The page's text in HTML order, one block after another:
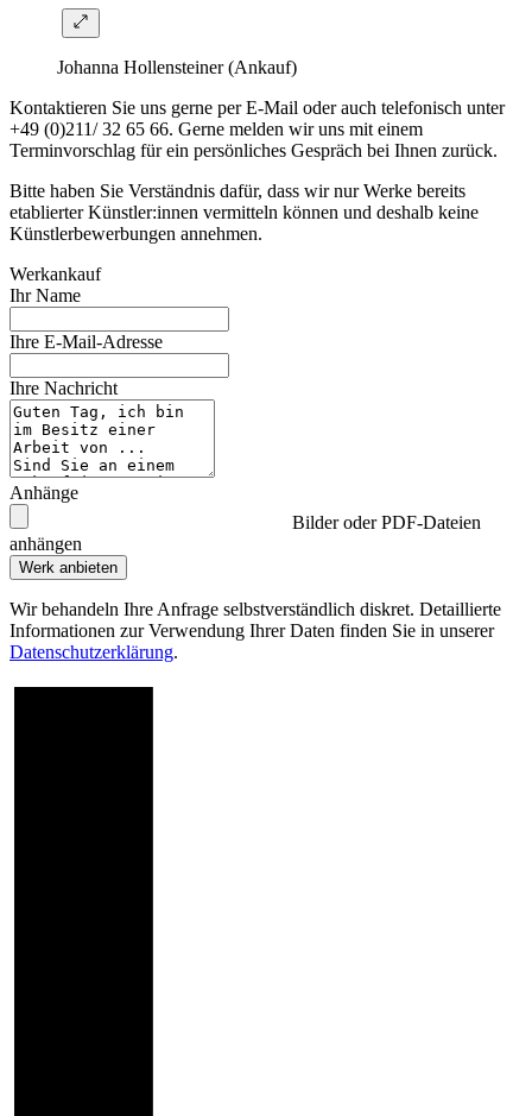
Johanna Hollensteiner (Ankauf)
Kontaktieren Sie uns gerne per E-Mail oder auch telefonisch unter
+49 (0)211/ 32 65 66. Gerne melden wir uns mit einem
Terminvorschlag für ein persönliches Gespräch bei Ihnen zurück.
Bitte haben Sie Verständnis dafür, dass wir nur Werke bereits
etablierter Künstler:innen vermitteln können und deshalb keine
Künstlerbewerbungen annehmen.
Werkankauf
Ihr Name
Ihre E-Mail-Adresse
Ihre Nachricht
Anhänge
Bilder oder PDF-Dateien
anhängen
Werk anbieten
Wir behandeln Ihre Anfrage selbstverständlich diskret. Detaillierte
Informationen zur Verwendung Ihrer Daten finden Sie in unserer
Datenschutzerklärung.